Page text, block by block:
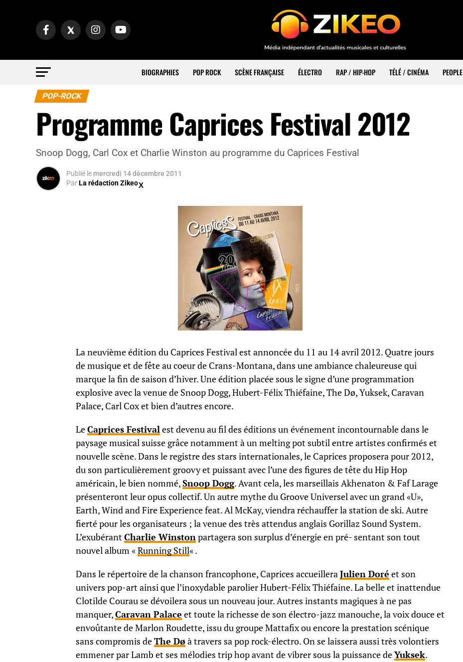
BIOGRAPHIES POP ROCK SCÈNE FRANÇAISE ÉLECTRO RAP / HIP-HOP TÉLÉ / CINÉMA PEOPLE
POP-ROCK
Programme Caprices Festival 2012
Snoop Dogg, Carl Cox et Charlie Winston au programme du Caprices Festival
Publié le mercredi 14 décembre 2011
ParLa rédaction Zikeo
La neuvième édition du Caprices Festival est annoncée du 11 au 14 avril 2012. Quatre jours
de musique et de fête au coeur de Crans-Montana, dans une ambiance chaleureuse qui
marque la fin de saison d’hiver. Une édition placée sous le signe d’une programmation
explosive avec la venue de Snoop Dogg, Hubert-Félix Thiéfaine, The Dø, Yuksek, Caravan
Palace, Carl Cox et bien d’autres encore.
LeCaprices Festivalest devenu au fil des éditions un événement incontournable dans le
paysage musical suisse grâce notamment à un melting pot subtil entre artistes confirmés et
nouvelle scène. Dans le registre des stars internationales, le Caprices proposera pour 2012,
du son particulièrement groovy et puissant avec l’une des figures de tête du Hip Hop
américain, le bien nommé,Snoop Dogg. Avant cela, les marseillais Akhenaton & Faf Larage
présenteront leur opus collectif. Un autre mythe du Groove Universel avec un grand «U»,
Earth, Wind and Fire Experience feat. Al McKay, viendra réchauffer la station de ski. Autre
fierté pour les organisateurs ; la venue des très attendus anglais Gorillaz Sound System.
L’exubérantCharlie Winstonpartagera son surplus d’énergie en pré- sentant son tout
nouvel album «Running Still« .
Dans le répertoire de la chanson francophone, Caprices accueilleraJulien Doré et son
univers pop-art ainsi que l’inoxydable parolier Hubert-Félix Thiéfaine. La belle et inattendue
Clotilde Courau se dévoilera sous un nouveau jour. Autres instants magiques à ne pas
manquer,Caravan Palace et toute la richesse de son électro-jazz manouche, la voix douce et
envoûtante de Marlon Roudette, issu du groupe Mattafix ou encore la prestation scénique
sans compromis deThe Døà travers sa pop rock-électro. On se laissera aussi très volontiers
emmener par Lamb et ses mélodies trip hop avant de vibrer sous la puissance deYuksek.